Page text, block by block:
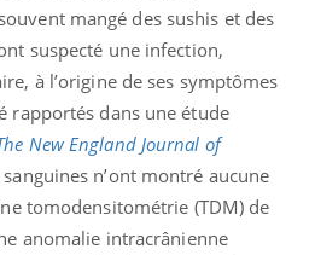
mangé des sushis et des
suspecté une infection,
à l’origine de ses symptômes
rapportés dans une étude
New England Journal of
n’ont montré aucune
tomodensitométrie (TDM) de
anomalie intracrânienne